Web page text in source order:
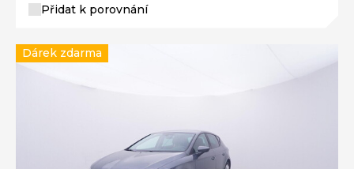
Přidat k porovnání
Dárek zdarma